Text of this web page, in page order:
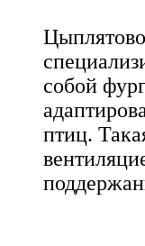
собой
птиц.